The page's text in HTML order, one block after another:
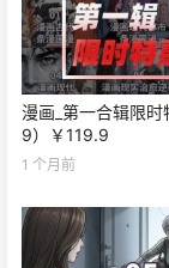
漫画_第一合辑限时
9）￥119.9
1 个月前